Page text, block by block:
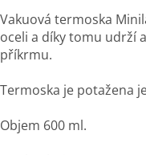
Vakuová termoska
oceli a díky tomu udrží
příkrmu.
Termoska je potažena
Objem 600 ml.